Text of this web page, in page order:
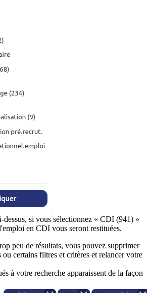
dessus, si vous sélectionnez « CDI (941) »
en CDI vous seront restituées.
peu de résultats, vous pouvez supprimer
ou certains filtres et critères et relancer votre
à votre recherche apparaissent de la façon